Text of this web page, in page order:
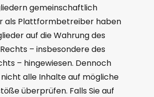
gemeinschaftlich
als Plattformbetreiber haben
auf die Wahrung des
– insbesondere des
– hingewiesen. Dennoch
alle Inhalte auf mögliche
überprüfen. Falls Sie auf